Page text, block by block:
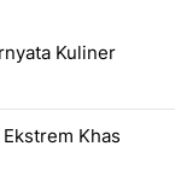
Kuliner
Khas